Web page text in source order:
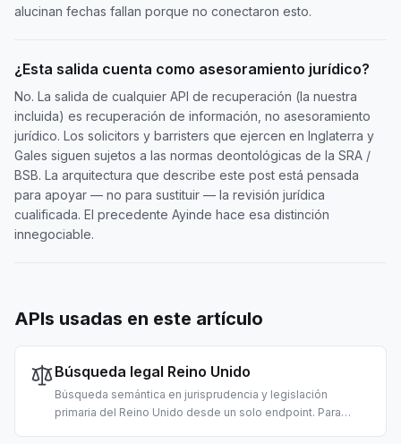
alucinan fechas fallan porque no conectaron esto.
¿Esta salida cuenta como asesoramiento jurídico?
No. La salida de cualquier API de recuperación (la nuestra
incluida) es recuperación de información, no asesoramiento
jurídico. Los solicitors y barristers que ejercen en Inglaterra y
Gales siguen sujetos a las normas deontológicas de la SRA /
BSB. La arquitectura que describe este post está pensada
para apoyar — no para sustituir — la revisión jurídica
cualificada. El precedente Ayinde hace esa distinción
innegociable.
APIs usadas en este artículo
Búsqueda legal Reino Unido
Búsqueda semántica en jurisprudencia y legislación
primaria del Reino Unido desde un solo endpoint. Para